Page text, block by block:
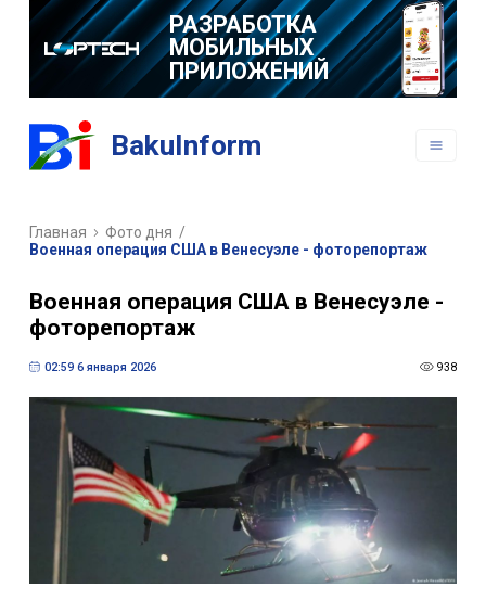
РАЗРАБОТКА
МОБИЛЬНЫХ
ПРИЛОЖЕНИЙ
BakuInform
Главная Фото дня /
Военная операция США в Венесуэле - фоторепортаж
Военная операция США в Венесуэле -
фоторепортаж
02:59 6 января 2026 938